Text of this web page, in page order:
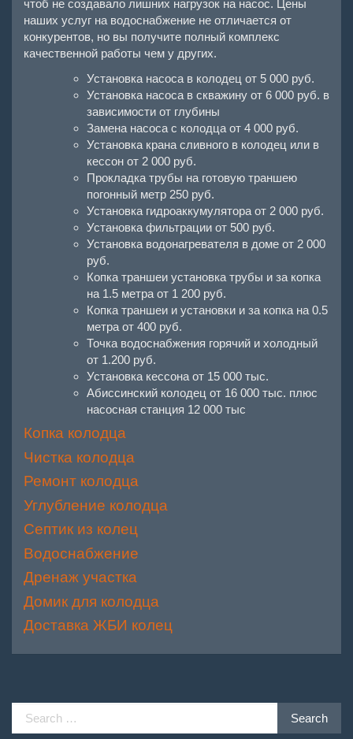
чтоб не создавало лишних нагрузок на насос. Цены
наших услуг на водоснабжение не отличается от
конкурентов, но вы получите полный комплекс
качественной работы чем у других.
Установка насоса в колодец от 5 000 руб.
Установка насоса в скважину от 6 000 руб. в
зависимости от глубины
Замена насоса с колодца от 4 000 руб.
Установка крана сливного в колодец или в
кессон от 2 000 руб.
Прокладка трубы на готовую траншею
погонный метр 250 руб.
Установка гидроаккумулятора от 2 000 руб.
Установка фильтрации от 500 руб.
Установка водонагревателя в доме от 2 000
руб.
Копка траншеи установка трубы и за копка
на 1.5 метра от 1 200 руб.
Копка траншеи и установки и за копка на 0.5
метра от 400 руб.
Точка водоснабжения горячий и холодный
от 1.200 руб.
Установка кессона от 15 000 тыс.
Абиссинский колодец от 16 000 тыс. плюс
насосная станция 12 000 тыс
Копка колодца
Чистка колодца
Ремонт колодца
Углубление колодца
Септик из колец
Водоснабжение
Дренаж участка
Домик для колодца
Доставка ЖБИ колец
Search